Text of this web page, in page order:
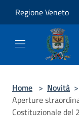
Regione Veneto
Home > Novità >
Aperture
Costituzionale del